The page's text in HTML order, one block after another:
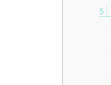
5